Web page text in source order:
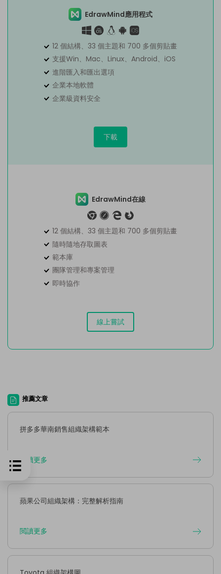
EdrawMind應用程式
12 個結構、33 個主題和 700 多個剪貼畫
支援Win、Mac、Linux、Android、iOS
進階匯入和匯出選項
企業本地軟體
企業級資料安全
下載
EdrawMind在線
12 個結構、33 個主題和 700 多個剪貼畫
隨時隨地存取圖表
範本庫
團隊管理和專案管理
即時協作
線上嘗試
推薦文章
拼多多華南銷售組織架構範本
閲讀更多
蘋果公司組織架構：完整解析指南
閲讀更多